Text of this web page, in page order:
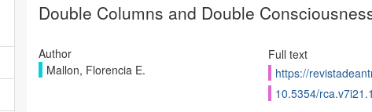
Double Columns and Double
Author
Mallon, Florencia E.
Full text
https://
10.5354/